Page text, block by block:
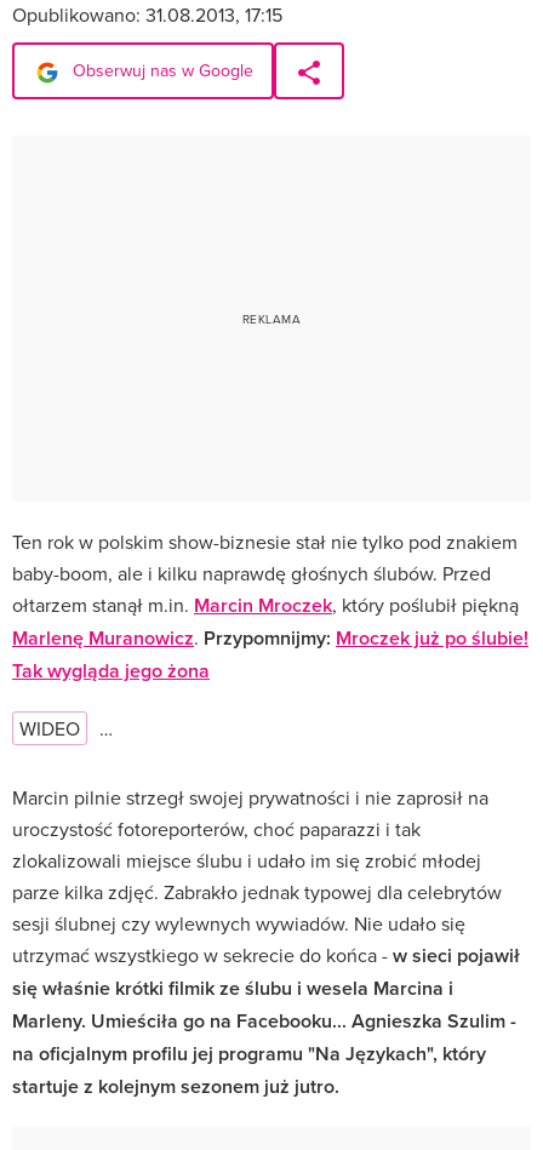
Opublikowano: 31.08.2013, 17:15
Obserwuj nas w Google
Ten rok w polskim show-biznesie stał nie tylko pod znakiem
baby-boom, ale i kilku naprawdę głośnych ślubów. Przed
ołtarzem stanął m.in. Marcin Mroczek, który poślubił piękną
Marlenę Muranowicz. Przypomnijmy: Mroczek już po ślubie!
Tak wygląda jego żona
WIDEO …
Marcin pilnie strzegł swojej prywatności i nie zaprosił na
uroczystość fotoreporterów, choć paparazzi i tak
zlokalizowali miejsce ślubu i udało im się zrobić młodej
parze kilka zdjęć. Zabrakło jednak typowej dla celebrytów
sesji ślubnej czy wylewnych wywiadów. Nie udało się
utrzymać wszystkiego w sekrecie do końca -w sieci pojawił
się właśnie krótki filmik ze ślubu i wesela Marcina i
Marleny. Umieściła go na Facebooku... Agnieszka Szulim -
na oficjalnym profilu jej programu "Na Językach", który
startuje z kolejnym sezonem już jutro.